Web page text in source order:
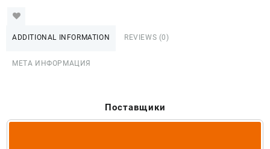
ADDITIONAL INFORMATION REVIEWS (0)
МЕТА ИНФОРМАЦИЯ
Поставщики